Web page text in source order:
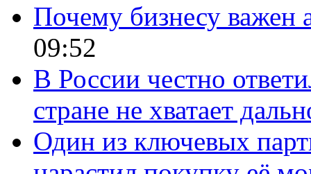
Почему бизнесу важен
09:52
В России честно
стране не хватает
Один из ключевых